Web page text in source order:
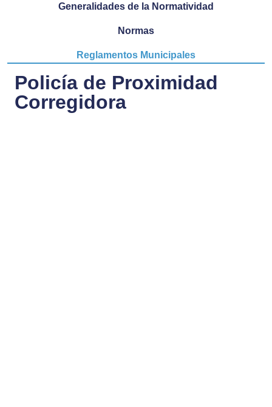
Generalidades de la Normatividad
Normas
Reglamentos Municipales
Policía de Proximidad
Corregidora